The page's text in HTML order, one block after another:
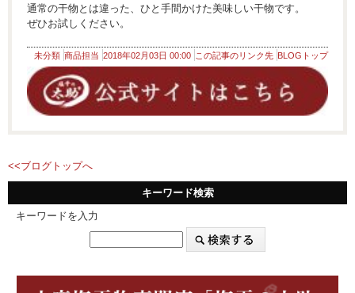
通常の干物とは違った、ひと手間かけた美味しい干物です。
ぜひお試しください。
未分類 商品担当 2018年02月03日 00:00 この記事のリンク先 BLOGトップ
<<ブログトップへ
キーワード検索
キーワードを入力